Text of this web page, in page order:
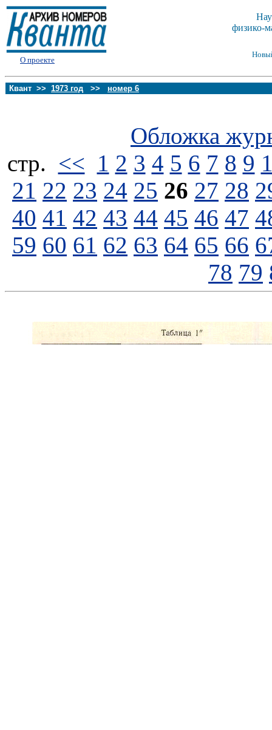
О проекте
физико-
Квант >> 1973 год >> номер 6
Обложка
стp. << 1 2 3 4 5 6 7 8 9
21 22 23 24 25 26 27 28
40 41 42 43 44 45 46 47
59 60 61 62 63 64 65 66
78 79